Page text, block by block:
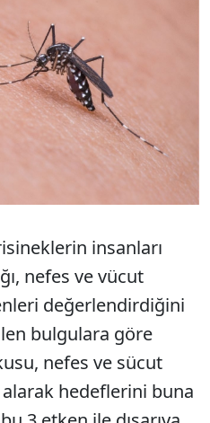
insanları
nefes ve vücut
değerlendirdiğini
bulgulara göre
nefes ve sücut
alarak hedeflerini buna